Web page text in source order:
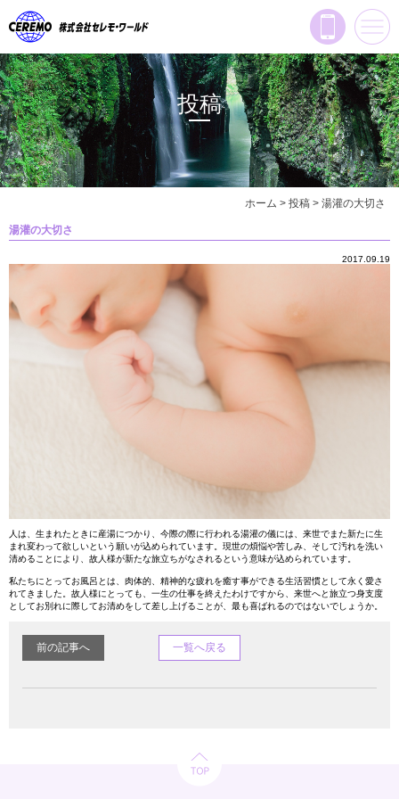
投稿
ホーム > 投稿 > 湯灌の大切さ
湯灌の大切さ
2017.09.19
人は、生まれたときに産湯につかり、今際の際に行われる湯灌の儀には、来世でまた新たに生
まれ変わって欲しいという願いが込められています。現世の煩悩や苦しみ、そして汚れを洗い
清めることにより、故人様が新たな旅立ちがなされるという意味が込められています。
私たちにとってお風呂とは、肉体的、精神的な疲れを癒す事ができる生活習慣として永く愛さ
れてきました。故人様にとっても、一生の仕事を終えたわけですから、来世へと旅立つ身支度
としてお別れに際してお清めをして差し上げることが、最も喜ばれるのではないでしょうか。
前の記事へ 一覧へ戻る